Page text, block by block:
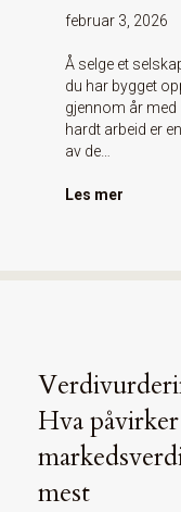
februar 3, 2026
Å selge et
du har bygget
gjennom år med
hardt arbeid er en
av de…
Les mer
Hva påvirker
mest